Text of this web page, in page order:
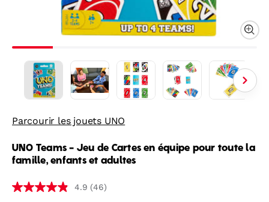
Parcourir les jouets UNO
UNO Teams - Jeu de Cartes en équipe pour toute la
famille, enfants et adultes
4.9 (46)